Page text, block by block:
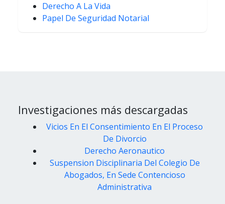
Derecho A La Vida
Papel De Seguridad Notarial
Investigaciones más descargadas
Vicios En El Consentimiento En El Proceso
De Divorcio
Derecho Aeronautico
Suspension Disciplinaria Del Colegio De
Abogados, En Sede Contencioso
Administrativa